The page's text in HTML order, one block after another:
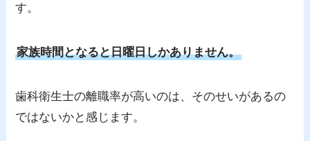
す。
家族時間となると日曜日しかありません。
歯科衛生士の離職率が高いのは、そのせいがあるの
ではないかと感じます。